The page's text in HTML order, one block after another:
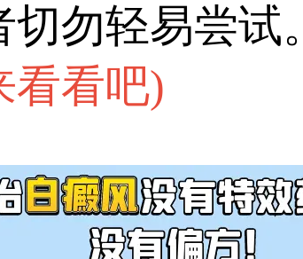
勿轻易尝试。
看看吧)